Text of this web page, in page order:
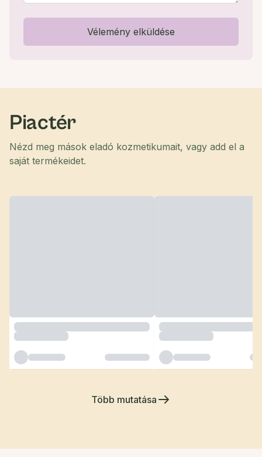
Vélemény elküldése
Piactér
Nézd meg mások eladó kozmetikumait, vagy add el a
saját termékeidet.
Több mutatása